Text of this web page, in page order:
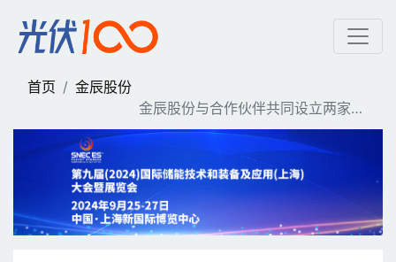
金辰股份与合作伙伴共
首页
金辰股份
金辰股份与合作伙伴共同设立两家新
公司